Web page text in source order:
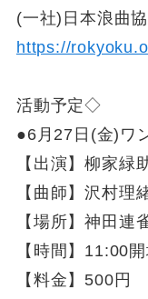
(一社)日本浪
https://
活動予定◇
●6月27日(金)ワ
【出演】柳家緑
【曲師】沢村理
【場所】神田連
【時間】11:00
【料金】500円